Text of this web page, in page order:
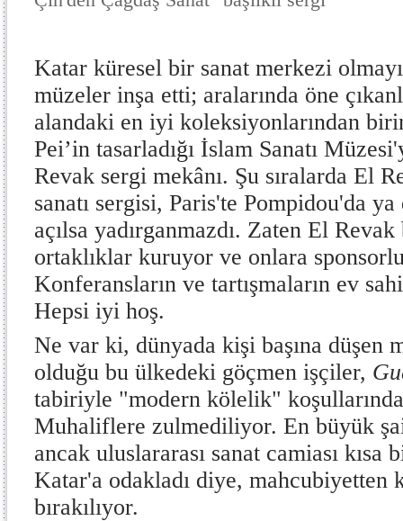
Katar küresel bir sanat merkezi
müzeler inşa etti; aralarında öne
alandaki en iyi koleksiyonlarından
Pei’in tasarladığı İslam Sanatı
Revak sergi mekânı. Şu sıralarda El
sanatı sergisi, Paris'te Pompidou'da
açılsa yadırganmazdı. Zaten El
ortaklıklar kuruyor ve onlara
Konferansların ve tartışmaların ev
Hepsi iyi hoş.
Ne var ki, dünyada kişi başına düşen
olduğu bu ülkedeki göçmen işçiler,
tabiriyle "modern kölelik" koşullarında
Muhaliflere zulmediliyor. En büyük
ancak uluslararası sanat camiası
Katar'a odakladı diye, mahcubiyetten
bırakılıyor.